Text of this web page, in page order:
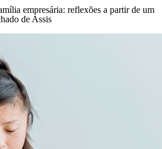
empresária: reflexões a partir de um
de Assis